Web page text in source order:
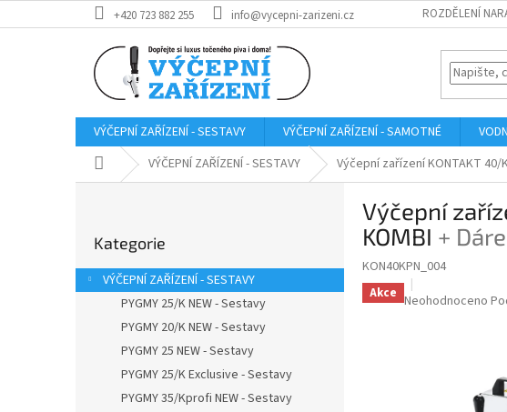
na
+420 723 882 255 info@vycepni-zarizeni.cz ROZDĚLENÍ
VÝČEPNÍ ZAŘÍZENÍ - SESTAVY VÝČEPNÍ ZAŘÍZENÍ - SAMOTNÉ
Domů VÝČEPNÍ ZAŘÍZENÍ - SESTAVY Výčepní zařízení KONTAKT 40/
r
a
kategorie
Kategorie
VÝČEPNÍ ZAŘÍZENÍ - SESTAVY
PYGMY 25/K NEW - Sestavy
PYGMY 20/K NEW - Sestavy
PYGMY 25 NEW - Sestavy
PYGMY 25/K Exclusive - Sestavy
PYGMY 35/Kprofi NEW - Sestavy
Výčepní
KOMBI +
KON40KPN_004
Akce Průměrné
Neohodnoceno